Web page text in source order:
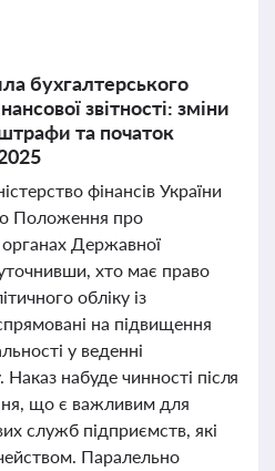
бухгалтерського
звітності: зміни
та початок
фінансів України
Положення про
органах Державної
хто має право
обліку із
на підвищення
у веденні
Наказ набуде чинності після
що є важливим для
служб підприємств, які
Паралельно